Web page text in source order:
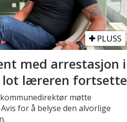
PLUSS
med arrestasjon i
lot læreren fortsette
møtte
for å belyse den alvorlige